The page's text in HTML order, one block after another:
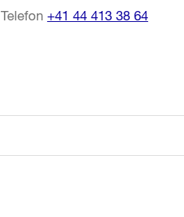
Telefon+41 44 413 38 64